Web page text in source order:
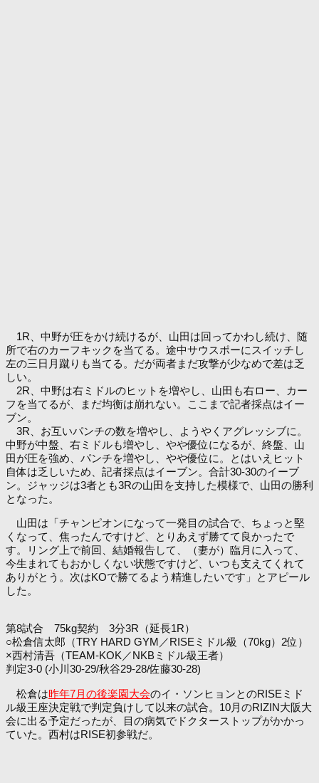
1R、中野が圧をかけ続けるが、山田は回ってかわし続け、随
所で右のカーフキックを当てる。途中サウスポーにスイッチし
左の三日月蹴りも当てる。だが両者まだ攻撃が少なめで差は乏
しい。
2R、中野は右ミドルのヒットを増やし、山田も右ロー、カー
フを当てるが、まだ均衡は崩れない。ここまで記者採点はイー
ブン。
3R、お互いパンチの数を増やし、ようやくアグレッシブに。
中野が中盤、右ミドルも増やし、やや優位になるが、終盤、山
田が圧を強め、パンチを増やし、やや優位に。とはいえヒット
自体は乏しいため、記者採点はイーブン。合計30-30のイーブ
ン。ジャッジは3者とも3Rの山田を支持した模様で、山田の勝利
となった。
山田は「チャンピオンになって一発目の試合で、ちょっと堅
くなって、焦ったんですけど、とりあえず勝てて良かったで
す。リング上で前回、結婚報告して、（妻が）臨月に入って、
今生まれてもおかしくない状態ですけど、いつも支えてくれて
ありがとう。次はKOで勝てるよう精進したいです」とアピール
した。
第8試合 75kg契約 3分3R（延長1R）
○松倉信太郎（TRY HARD GYM／RISEミドル級（70kg）2位）
×西村清吾（TEAM-KOK／NKBミドル級王者）
判定3-0 (小川30-29/秋谷29-28/佐藤30-28)
松倉は昨年7月の後楽園大会のイ・ソンヒョンとのRISEミド
ル級王座決定戦で判定負けして以来の試合。10月のRIZIN大阪大
会に出る予定だったが、目の病気でドクターストップがかかっ
ていた。西村はRISE初参戦だ。